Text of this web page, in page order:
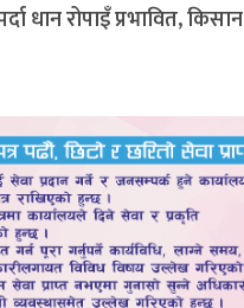
धान रोपाइँ प्रभावित, किसान